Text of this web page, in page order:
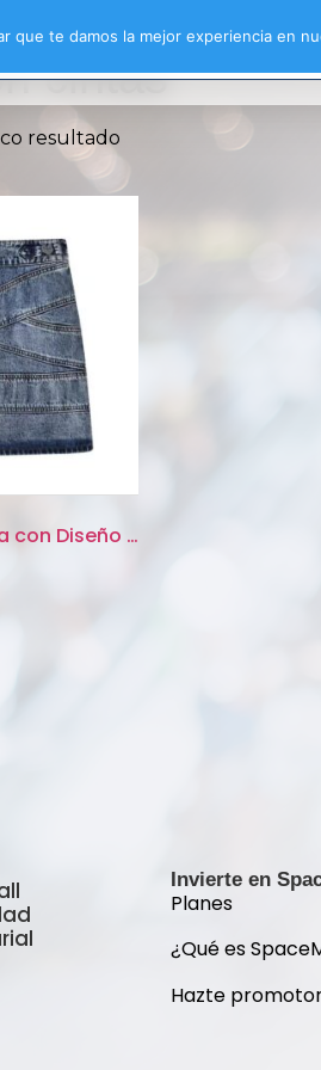
cintas
resultado
Falda de Mezclilla con Diseño ...
Invierte en
Planes
¿Qué es
Hazte
que te damos la mejor experiencia en